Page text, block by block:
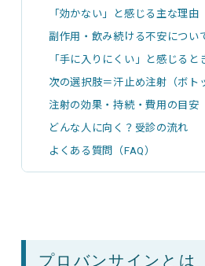
「効かない」と感じる主な理由
副作用・飲み続ける不安につい
「手に入りにくい」と感じると
次の選択肢＝汗止め注射（ボト
注射の効果・持続・費用の目安
どんな人に向く？受診の流れ
よくある質問（FAQ）
プロバンサインとは